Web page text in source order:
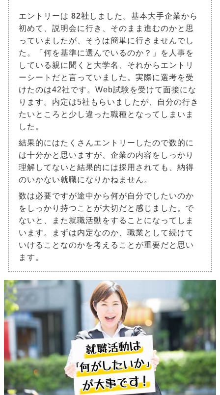
エントリーは 82社 しました。基本大手企業から
初めて、説明会に行き、そのまま進むのかと思
っていましたが、そうは簡単に行きませんでし
た。「何を基準に選んでいるのか？」を人事を
している親に聞くと大学名、それからエントリ
ーシートだと言っていました。実際に選考を受
けたのは42社です。Web試験を受けて面接にな
ります。内定は5社もらいましたが、自分の行き
たいところと少し違った職種となってしまいま
した。
結果的にはたくさんエントリーしたので数的に
は十分かと思いますが、企業の内容をしっかり
理解してないと結果的には採用されても、納得
のいかない就職になりかねません。
数は必要ですが途中から何が自分でしたいのか
をしっかり持つことが大切だと感じました。で
ないと、また就職活動をすることになってしま
います。まずは内定なのか、職業として続けて
いけることなのかを考えることが重要だと思い
ます。